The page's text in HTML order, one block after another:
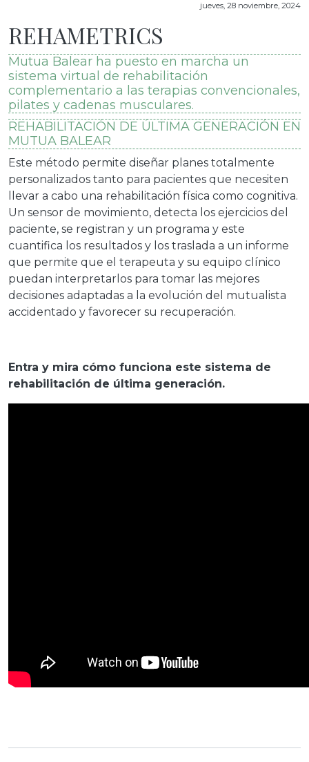
jueves, 28 noviembre, 2024
REHAMETRICS
Mutua Balear ha puesto en marcha un
sistema virtual de rehabilitación
complementario a las terapias convencionales,
pilates y cadenas musculares.
REHABILITACIÓN DE ÚLTIMA GENERACIÓN EN
MUTUA BALEAR
Este método permite diseñar planes totalmente
personalizados tanto para pacientes que necesiten
llevar a cabo una rehabilitación física como cognitiva.
Un sensor de movimiento, detecta los ejercicios del
paciente, se registran y un programa y este
cuantifica los resultados y los traslada a un informe
que permite que el terapeuta y su equipo clínico
puedan interpretarlos para tomar las mejores
decisiones adaptadas a la evolución del mutualista
accidentado y favorecer su recuperación.
Entra y mira cómo funciona este sistema de
rehabilitación de última generación.